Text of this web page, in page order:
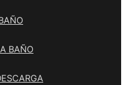
BAÑO